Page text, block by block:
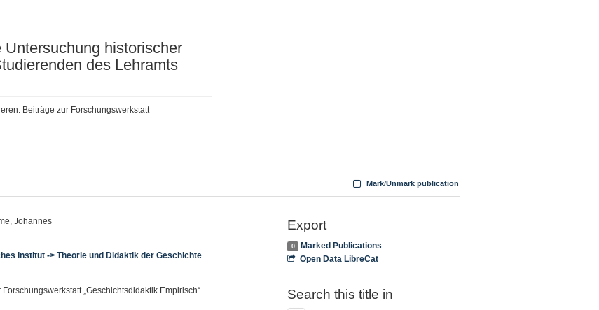
Untersuchung historischer
des Lehramts
Beiträge zur Forschungswerkstatt
Mark/Unmark publication
Johannes
Institut -> Theorie und Didaktik der Geschichte
„Geschichtsdidaktik Empirisch“
Export
0
Marked Publications
Open Data LibreCat
Search this title in